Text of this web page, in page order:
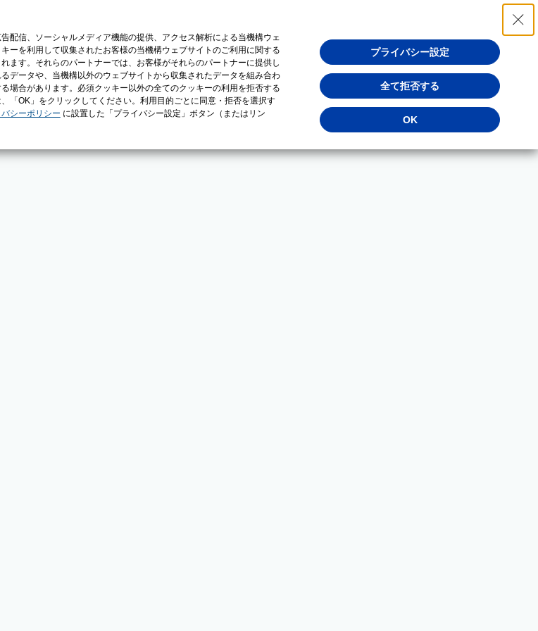
配信、ソーシャルメディア機能の提供、アクセス解析による当機構ウェ
ーを利用して収集されたお客様の当機構ウェブサイトのご利用に関する
ます。それらのパートナーでは、お客様がそれらのパートナーに提供し
データや、当機構以外のウェブサイトから収集されたデータを組み合わ
場合があります。必須クッキー以外の全てのクッキーの利用を拒否する
「OK」をクリックしてください。利用目的ごとに同意・拒否を選択す
シーポリシー に設置した「プライバシー設定」ボタン（またはリン
プライバシー設定
全て拒否する
OK